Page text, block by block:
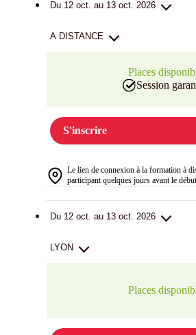
Du 12 oct. au 13 oct. 2026
A DISTANCE
Places
Session
S'inscrire
Le lien de connexion à la formation à
participant quelques jours avant le
Du 12 oct. au 13 oct. 2026
LYON
Places